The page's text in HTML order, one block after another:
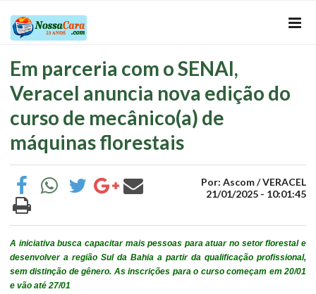
Em parceria com o SENAI,
Veracel anuncia nova edição do
curso de mecânico(a) de
máquinas florestais
Por: Ascom / VERACEL
21/01/2025 - 10:01:45
A iniciativa busca capacitar mais pessoas para atuar no setor florestal e
desenvolver a região Sul da Bahia a partir da qualificação profissional,
sem distinção de gênero. As inscrições para o curso começam em 20/01
e vão até 27/01